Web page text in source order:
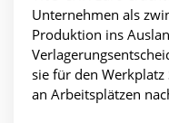
Unternehmen als
Produktion ins
sie für den Werkplatz
an Arbeitsplätzen